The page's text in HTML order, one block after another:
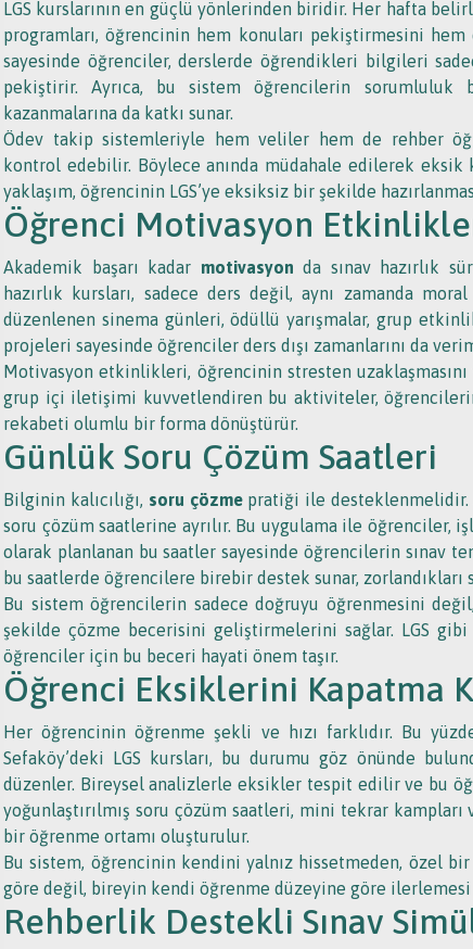
LGS kurslarının en güçlü yönlerinden biridir. Her hafta
programları, öğrencinin hem konuları pekiştirmesini
sayesinde öğrenciler, derslerde öğrendikleri bilgileri
pekiştirir. Ayrıca, bu sistem öğrencilerin sorumluluk
kazanmalarına da katkı sunar.
Ödev takip sistemleriyle hem veliler hem de rehber
kontrol edebilir. Böylece anında müdahale edilerek
yaklaşım, öğrencinin LGS’ye eksiksiz bir şekilde
Öğrenci Motivasyon
Akademik başarı kadar motivasyon da sınav hazırlık
hazırlık kursları, sadece ders değil, aynı zamanda
düzenlenen sinema günleri, ödüllü yarışmalar, grup
projeleri sayesinde öğrenciler ders dışı zamanlarını da
Motivasyon etkinlikleri, öğrencinin stresten uzaklaşmasını
grup içi iletişimi kuvvetlendiren bu aktiviteler,
rekabeti olumlu bir forma dönüştürür.
Günlük Soru Çözüm Saatleri
Bilginin kalıcılığı, soru çözmepratiği ile desteklenmelidir.
soru çözüm saatlerine ayrılır. Bu uygulama ile öğrenciler,
olarak planlanan bu saatler sayesinde öğrencilerin sınav
bu saatlerde öğrencilere birebir destek sunar, zorlandıkları
Bu sistem öğrencilerin sadece doğruyu öğrenmesini
şekilde çözme becerisini geliştirmelerini sağlar. LGS gibi
öğrenciler için bu beceri hayati önem taşır.
Öğrenci Eksiklerini Kapatma
Her öğrencinin öğrenme şekli ve hızı farklıdır. Bu
Sefaköy’deki LGS kursları, bu durumu göz önünde
düzenler. Bireysel analizlerle eksikler tespit edilir ve bu
yoğunlaştırılmış soru çözüm saatleri, mini tekrar
bir öğrenme ortamı oluşturulur.
Bu sistem, öğrencinin kendini yalnız hissetmeden, özel
göre değil, bireyin kendi öğrenme düzeyine göre ilerlemesi
Rehberlik Destekli Sınav